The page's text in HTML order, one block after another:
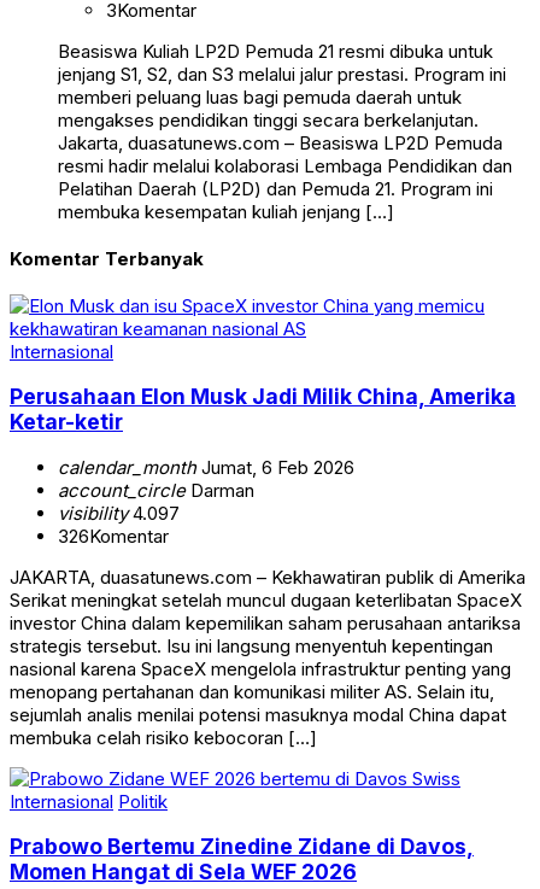
3Komentar
Beasiswa Kuliah LP2D Pemuda 21 resmi dibuka untuk
jenjang S1, S2, dan S3 melalui jalur prestasi. Program ini
memberi peluang luas bagi pemuda daerah untuk
mengakses pendidikan tinggi secara berkelanjutan.
Jakarta, duasatunews.com – Beasiswa LP2D Pemuda
resmi hadir melalui kolaborasi Lembaga Pendidikan dan
Pelatihan Daerah (LP2D) dan Pemuda 21. Program ini
membuka kesempatan kuliah jenjang […]
Komentar Terbanyak
Internasional
Perusahaan Elon Musk Jadi Milik China, Amerika
Ketar-ketir
calendar_monthJumat, 6 Feb 2026
account_circleDarman
visibility4.097
326Komentar
JAKARTA, duasatunews.com – Kekhawatiran publik di Amerika
Serikat meningkat setelah muncul dugaan keterlibatan SpaceX
investor China dalam kepemilikan saham perusahaan antariksa
strategis tersebut. Isu ini langsung menyentuh kepentingan
nasional karena SpaceX mengelola infrastruktur penting yang
menopang pertahanan dan komunikasi militer AS. Selain itu,
sejumlah analis menilai potensi masuknya modal China dapat
membuka celah risiko kebocoran […]
Internasional Politik
Prabowo Bertemu Zinedine Zidane di Davos,
Momen Hangat di Sela WEF 2026